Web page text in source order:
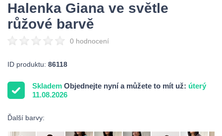
Halenka Giana ve světle
růžové barvě
0 hodnocení
ID produktu: 86118
Skladem Objednejte nyní a můžete to mít už: úterý
11.08.2026
Ďalší barvy: